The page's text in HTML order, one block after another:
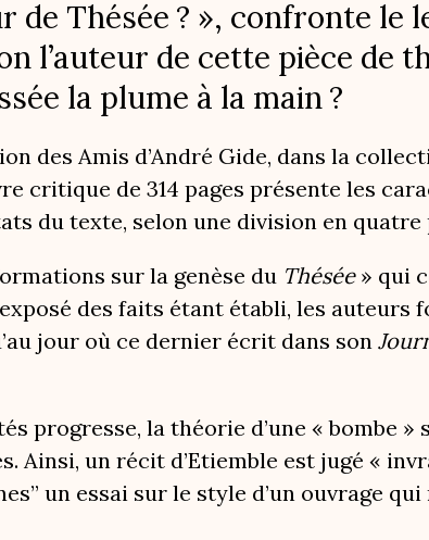
de Thésée ? », confronte le
l’auteur de cette pièce de
la plume à la main ?
des Amis d’André Gide, dans la
critique de 314 pages présente les
du texte, selon une division en quatre
sur la genèse du Thésée » qui
des faits étant établi, les auteurs
jour où ce dernier écrit dans son
progresse, la théorie d’une « bombe »
Ainsi, un récit d’Etiemble est jugé «
un essai sur le style d’un ouvrage qui